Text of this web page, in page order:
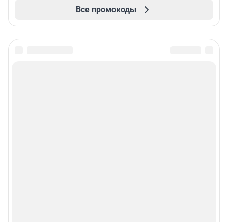
Все промокоды